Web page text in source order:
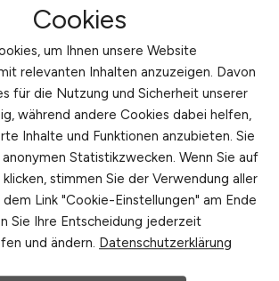
den entscheidenden
Eine klare Sprache,
Ansprache und eine
schaffen Vertrauen und
der Bewerbungen deutlich.
Anzeigentext transportiert
sondern auch
wollen wissen, warum sie
Unternehmen
Es geht um Identifikation –
dass dieser Arbeitgeber zu den
Cookies
um Ihnen unsere Website
relevanten Inhalten anzuzeigen. Davon
für die Nutzung und Sicherheit unserer
während andere Cookies dabei helfen,
Inhalte und Funktionen anzubieten. Sie
Statistikzwecken. Wenn Sie auf
stimmen Sie der Verwendung aller
Link "Cookie-Einstellungen" am Ende
Sie Ihre Entscheidung jederzeit
und ändern. Datenschutzerklärung